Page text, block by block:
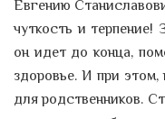
Евгению
чуткость и терпение!
он идет до конца,
здоровье. И при
для родственников.